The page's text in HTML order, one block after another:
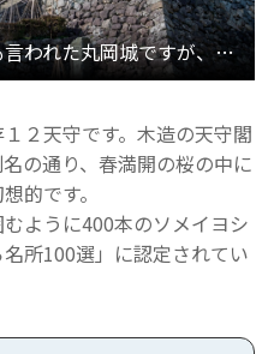
２天守です。木造の天守閣
の通り、春満開の桜の中に
的です。
ように400本のソメイヨシ
所100選」に認定されてい